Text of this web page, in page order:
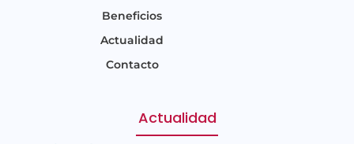
Beneficios
Actualidad
Contacto
Actualidad